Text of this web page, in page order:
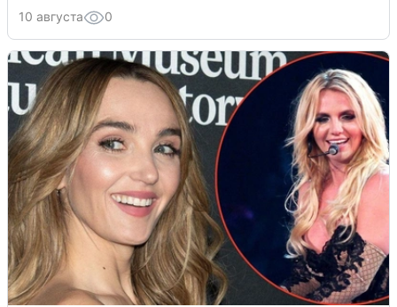
10 августа 0